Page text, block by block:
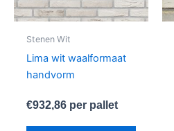
Stenen Wit
Lima wit waalformaat
handvorm
€932,86per pallet